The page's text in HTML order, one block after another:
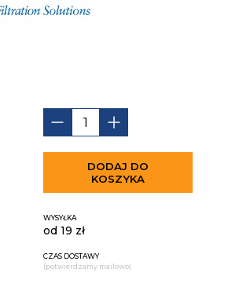
DODAJ DO
KOSZYKA
WYSYŁKA
od 19 zł
CZAS DOSTAWY
(potwierdzamy mailowo)